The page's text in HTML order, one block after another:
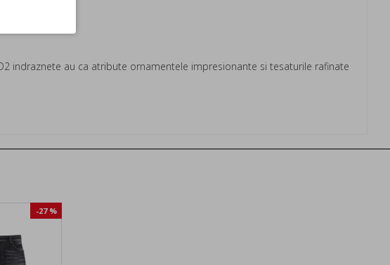
indraznete au ca atribute ornamentele impresionante si tesaturile rafinate
-27 %